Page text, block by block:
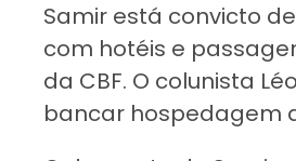
Samir está convicto
com hotéis e
da CBF. O colunista
bancar hospedagem